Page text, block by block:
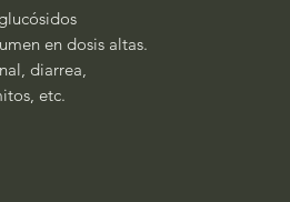
en dosis altas.
diarrea,
etc.